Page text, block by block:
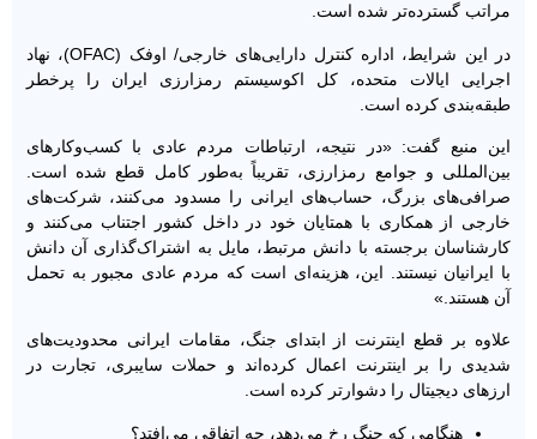
مراتب گسترده‌تر شده است.
در این شرایط، اداره کنترل دارایی‌های خارجی/ اوفک (OFAC)، نهاد
اجرایی ایالات متحده، کل اکوسیستم رمزارزی ایران را پرخطر
طبقه‌بندی کرده است.
این منبع گفت: «در نتیجه، ارتباطات مردم عادی با کسب‌وکارهای
بین‌المللی و جوامع رمزارزی، تقریباً به‌طور کامل قطع شده است.
صرافی‌های بزرگ، حساب‌های ایرانی را مسدود می‌کنند، شرکت‌های
خارجی از همکاری با همتایان خود در داخل کشور اجتناب می‌کنند و
کارشناسان برجسته با دانش مرتبط، مایل به اشتراک‌گذاری آن دانش
با ایرانیان نیستند. این، هزینه‌ای است که مردم عادی مجبور به تحمل
آن هستند.»
علاوه بر قطع اینترنت از ابتدای جنگ، مقامات ایرانی محدودیت‌های
شدیدی را بر اینترنت اعمال کرده‌اند و حملات سایبری، تجارت در
ارزهای دیجیتال را دشوارتر کرده است.
هنگامی که جنگ رخ می‌دهد، چه اتفاقی می‌افتد؟